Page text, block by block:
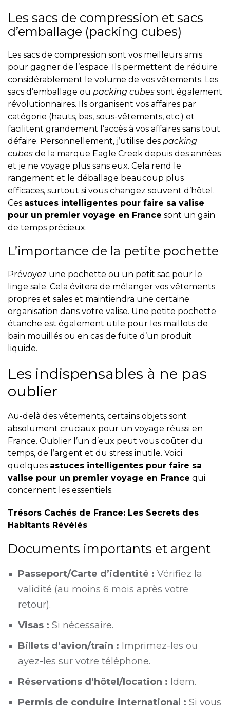
Les sacs de compression et sacs
d’emballage (packing cubes)
Les sacs de compression sont vos meilleurs amis
pour gagner de l’espace. Ils permettent de réduire
considérablement le volume de vos vêtements. Les
sacs d’emballage ou packing cubes sont également
révolutionnaires. Ils organisent vos affaires par
catégorie (hauts, bas, sous-vêtements, etc.) et
facilitent grandement l’accès à vos affaires sans tout
défaire. Personnellement, j’utilise des packing
cubes de la marque Eagle Creek depuis des années
et je ne voyage plus sans eux. Cela rend le
rangement et le déballage beaucoup plus
efficaces, surtout si vous changez souvent d’hôtel.
Ces astuces intelligentes pour faire sa valise
pour un premier voyage en France sont un gain
de temps précieux.
L’importance de la petite pochette
Prévoyez une pochette ou un petit sac pour le
linge sale. Cela évitera de mélanger vos vêtements
propres et sales et maintiendra une certaine
organisation dans votre valise. Une petite pochette
étanche est également utile pour les maillots de
bain mouillés ou en cas de fuite d’un produit
liquide.
Les indispensables à ne pas
oublier
Au-delà des vêtements, certains objets sont
absolument cruciaux pour un voyage réussi en
France. Oublier l’un d’eux peut vous coûter du
temps, de l’argent et du stress inutile. Voici
quelques astuces intelligentes pour faire sa
valise pour un premier voyage en France qui
concernent les essentiels.
Trésors Cachés de France: Les Secrets des
Habitants Révélés
Documents importants et argent
Passeport/Carte d’identité : Vérifiez la
validité (au moins 6 mois après votre
retour).
Visas : Si nécessaire.
Billets d’avion/train : Imprimez-les ou
ayez-les sur votre téléphone.
Réservations d’hôtel/location : Idem.
Permis de conduire international : Si vous